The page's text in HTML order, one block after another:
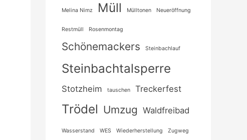
Melina Nimz Müll Mülltonen Neueröffnung
Restmüll Rosenmontag
Schönemackers Steinbachlauf
Steinbachtalsperre
Stotzheim tauschen Treckerfest
Trödel Umzug Waldfreibad
Wasserstand WES Wiederherstellung Zugweg